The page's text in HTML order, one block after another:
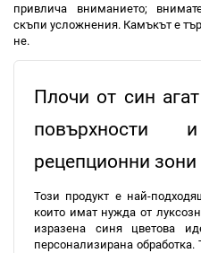
привлича вниманието;
скъпи усложнения. Камъкът е
не.
Плочи от син
рецепционни
Този продукт е най-
които имат нужда от
изразена синя цветова
персонализирана обработка.